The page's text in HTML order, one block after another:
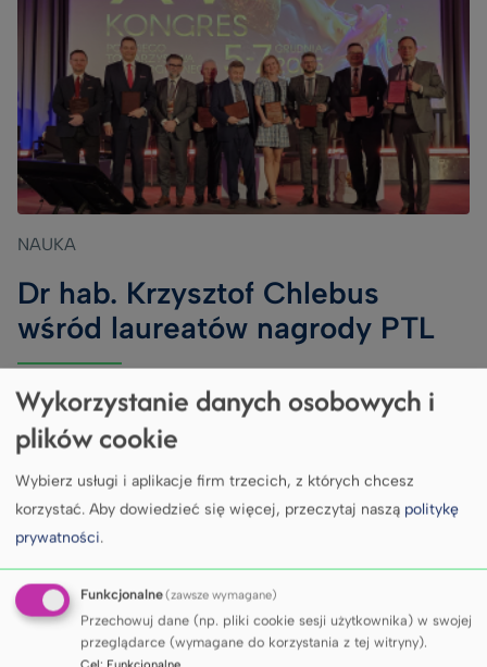
NAUKA
Dr hab. Krzysztof Chlebus
wśród laureatów nagrody PTL
Wykorzystanie danych osobowych i
plików cookie
Wybierz usługi i aplikacje firm trzecich, z których chcesz
korzystać. Aby dowiedzieć się więcej, przeczytaj naszą politykę
prywatności.
Funkcjonalne(zawsze wymagane)
Przechowuj dane (np. pliki cookie sesji użytkownika) w swojej
przeglądarce (wymagane do korzystania z tej witryny).